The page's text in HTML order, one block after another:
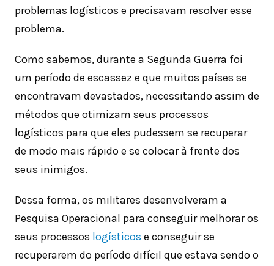
problemas logísticos e precisavam resolver esse
problema.
Como sabemos, durante a Segunda Guerra foi
um período de escassez e que muitos países se
encontravam devastados, necessitando assim de
métodos que otimizam seus processos
logísticos para que eles pudessem se recuperar
de modo mais rápido e se colocar à frente dos
seus inimigos.
Dessa forma, os militares desenvolveram a
Pesquisa Operacional para conseguir melhorar os
seus processos logísticos e conseguir se
recuperarem do período difícil que estava sendo o